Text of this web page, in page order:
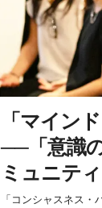
「マイン
──「意識
ミュニティ
「コンシャスネス